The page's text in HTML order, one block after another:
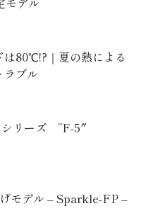
は80℃!?｜夏の熱による
ラブル
シリーズ ”F-5″
モデル – Sparkle-FP –